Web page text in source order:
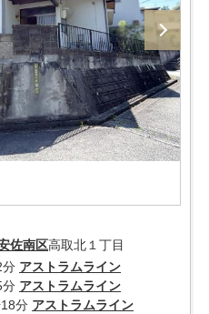
佐南区高取北１丁目
分 アストラムライン
分 アストラムライン
分 アストラムライン